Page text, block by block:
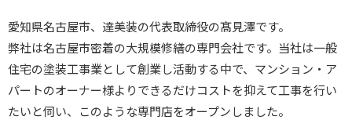
愛知県名古屋市、達美装の代表取締役の髙見澤です。
弊社は名古屋市密着の大規模修繕の専門会社です。当社は一般
住宅の塗装工事業として創業し活動する中で、マンション・ア
パートのオーナー様よりできるだけコストを抑えて工事を行い
たいと伺い、このような専門店をオープンしました。